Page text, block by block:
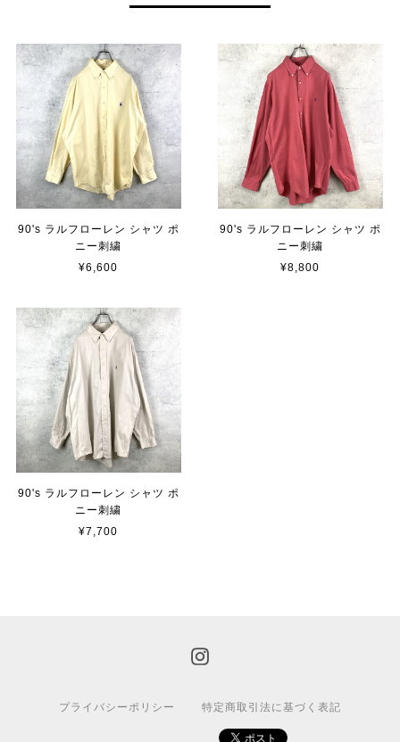
90's ラルフローレン シャツ ポ
ニー刺繍
¥6,600
90's ラルフローレン シャツ ポ
ニー刺繍
¥8,800
90's ラルフローレン シャツ ポ
ニー刺繍
¥7,700
プライバシーポリシー 特定商取引法に基づく表記